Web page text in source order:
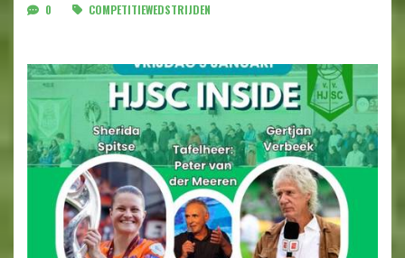
0 COMPETITIEWEDSTRIJDEN